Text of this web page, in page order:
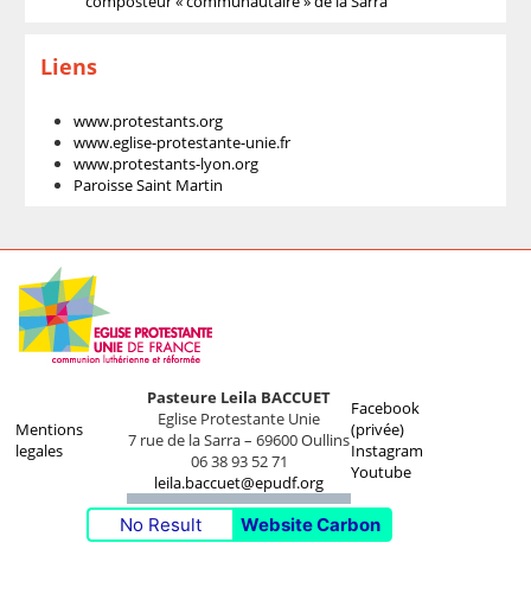
Liens
www.protestants.org
www.eglise-protestante-unie.fr
www.protestants-lyon.org
Paroisse Saint Martin
Mentions
legales
Pasteure Leila BACCUET
Eglise Protestante Unie
7 rue de la Sarra – 69600 Oullins
06 38 93 52 71
leila.baccuet@epudf.org
Facebook
(privée)
Instagram
Youtube
No Result Website Carbon